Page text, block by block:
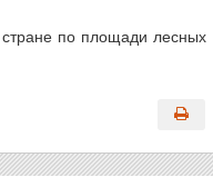
по площади лесных